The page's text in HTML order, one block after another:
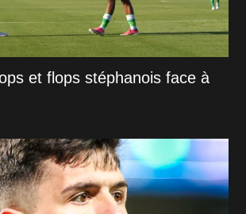
et flops stéphanois face à